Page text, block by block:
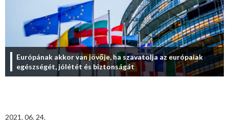
Európának akkor van jövője, ha szavatolja az európaiak
egészségét, jólétét és biztonságát
2021. 06. 24.